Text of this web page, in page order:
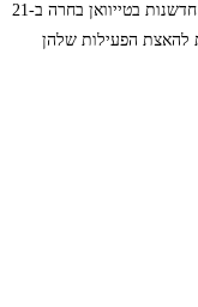
חברת i2i הטייוואנית, המקשרת בין חברות בתחומי חדשנות בטייוואן בחרה ב-21
להאצת הפעילות שלהן